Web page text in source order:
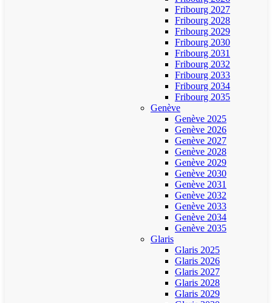
Fribourg 2027
Fribourg 2028
Fribourg 2029
Fribourg 2030
Fribourg 2031
Fribourg 2032
Fribourg 2033
Fribourg 2034
Fribourg 2035
Genève
Genève 2025
Genève 2026
Genève 2027
Genève 2028
Genève 2029
Genève 2030
Genève 2031
Genève 2032
Genève 2033
Genève 2034
Genève 2035
Glaris
Glaris 2025
Glaris 2026
Glaris 2027
Glaris 2028
Glaris 2029